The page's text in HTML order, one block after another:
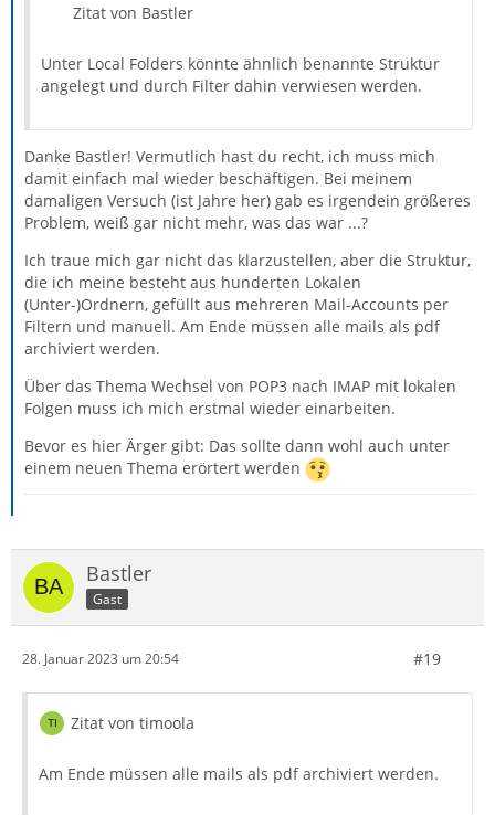
Zitat von Bastler
Unter Local Folders könnte ähnlich benannte Struktur
angelegt und durch Filter dahin verwiesen werden.
Danke Bastler! Vermutlich hast du recht, ich muss mich
damit einfach mal wieder beschäftigen. Bei meinem
damaligen Versuch (ist Jahre her) gab es irgendein größeres
Problem, weiß gar nicht mehr, was das war ...?
Ich traue mich gar nicht das klarzustellen, aber die Struktur,
die ich meine besteht aus hunderten Lokalen
(Unter-)Ordnern, gefüllt aus mehreren Mail-Accounts per
Filtern und manuell. Am Ende müssen alle mails als pdf
archiviert werden.
Über das Thema Wechsel von POP3 nach IMAP mit lokalen
Folgen muss ich mich erstmal wieder einarbeiten.
Bevor es hier Ärger gibt: Das sollte dann wohl auch unter
einem neuen Thema erörtert werden
Bastler
Gast
28. Januar 2023 um 20:54 #19
Zitat von timoola
Am Ende müssen alle mails als pdf archiviert werden.